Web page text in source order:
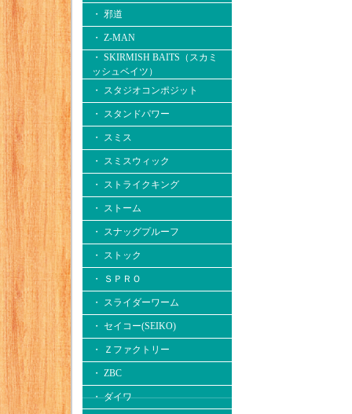
・ 邪道
・ Z-MAN
・ SKIRMISH BAITS（スカミ
ッシュベイツ）
・ スタジオコンポジット
・ スタンドパワー
・ スミス
・ スミスウィック
・ ストライクキング
・ ストーム
・ スナッグプルーフ
・ ストック
・ ＳＰＲＯ
・ スライダーワーム
・ セイコー(SEIKO)
・ Ｚファクトリー
・ ZBC
・ ダイワ